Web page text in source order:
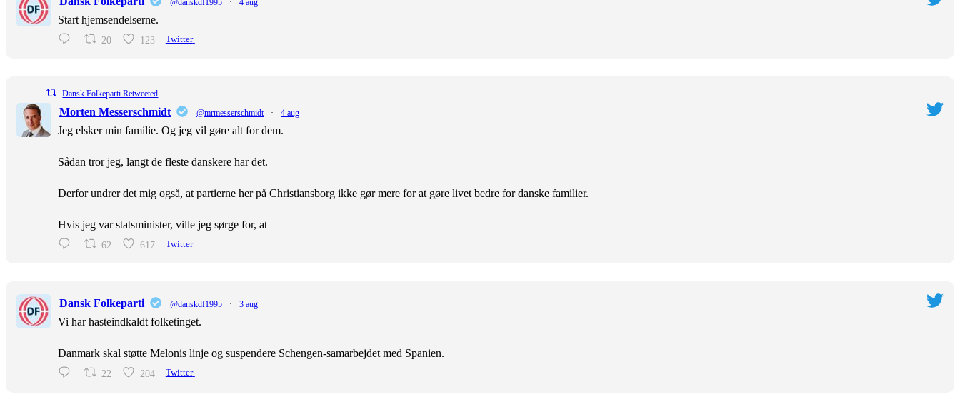
@danskdf1995 · 4 aug
Start hjemsendelserne.
20 123 Twitter
Dansk Folkeparti Retweeted
Morten Messerschmidt @mrmesserschmidt · 4 aug
Jeg elsker min familie. Og jeg vil gøre alt for dem.
Sådan tror jeg, langt de fleste danskere har det.
Derfor undrer det mig også, at partierne her på Christiansborg ikke gør mere for at gøre livet bedre for danske familier.
Hvis jeg var statsminister, ville jeg sørge for, at
62 617 Twitter
Dansk Folkeparti @danskdf1995 · 3 aug
Vi har hasteindkaldt folketinget.
Danmark skal støtte Melonis linje og suspendere Schengen-samarbejdet med Spanien.
22 204 Twitter